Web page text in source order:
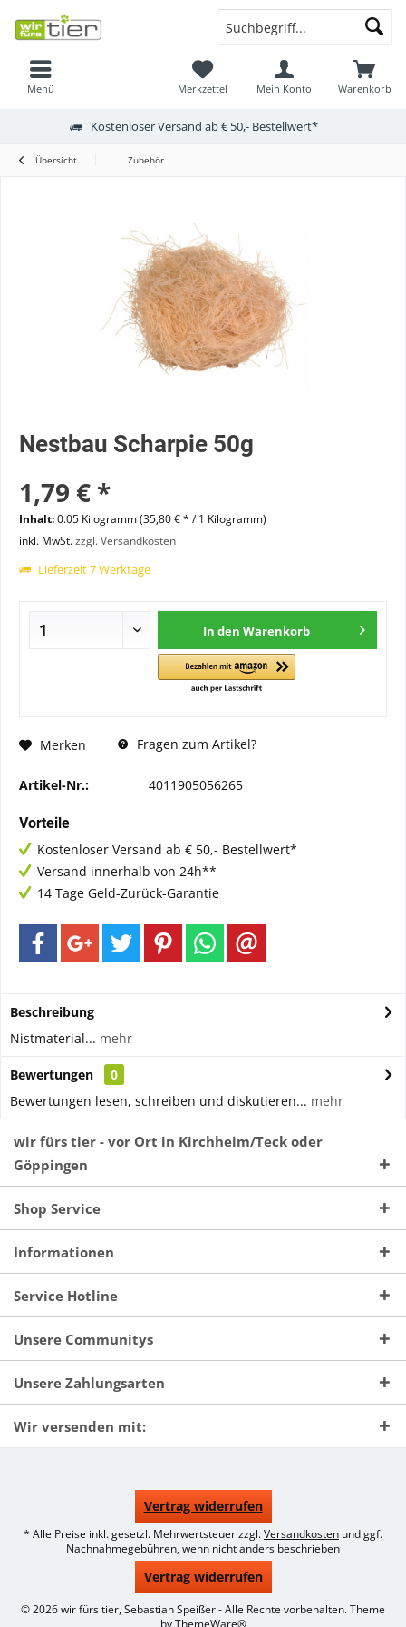
Menü Warenkorb
Merkzettel Mein Konto
Kostenloser Versand ab € 50,- Bestellwert*
Übersicht Zubehör
Nestbau Scharpie 50g
1,79 € *
Inhalt:0.05 Kilogramm (35,80 € * / 1 Kilogramm)
inkl. MwSt.zzgl. Versandkosten
Lieferzeit 7 Werktage
In den Warenkorb
Merken Fragen zum Artikel?
Artikel-Nr.: 4011905056265
Vorteile
Kostenloser Versand ab € 50,- Bestellwert*
Versand innerhalb von 24h**
14 Tage Geld-Zurück-Garantie
Beschreibung
Nistmaterial... mehr
Bewertungen
0
Bewertungen lesen, schreiben und diskutieren... mehr
wir fürs tier - vor Ort in Kirchheim/Teck oder
Göppingen
Shop Service
Informationen
Service Hotline
Unsere Communitys
Unsere Zahlungsarten
Wir versenden mit:
Vertrag widerrufen
* Alle Preise inkl. gesetzl. Mehrwertsteuer zzgl.Versandkosten und ggf.
Nachnahmegebühren, wenn nicht anders beschrieben
Vertrag widerrufen
© 2026 wir fürs tier, Sebastian Speißer - Alle Rechte vorbehalten. Theme